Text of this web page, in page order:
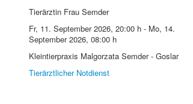
Tierärztin Frau Semder
Fr, 11. September 2026, 20:00 h - Mo, 14.
September 2026, 08:00 h
Kleintierpraxis Malgorzata Semder - Goslar
Tierärztlicher Notdienst